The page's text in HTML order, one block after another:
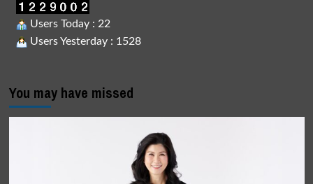
Users Today : 22
Users Yesterday : 1528
You may have missed